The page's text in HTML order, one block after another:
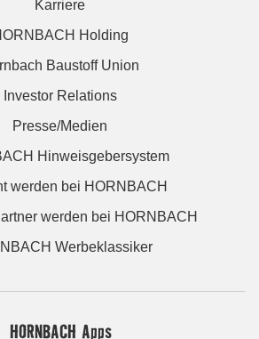
Karriere
Holding
Baustoff Union
Investor Relations
Presse/Medien
Hinweisgebersystem
werden bei HORNBACH
werden bei HORNBACH
Werbeklassiker
HORNBACH Apps